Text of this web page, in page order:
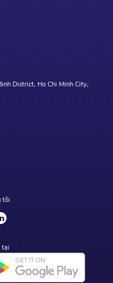
District, Ho Chi Minh City,
tôi
tại